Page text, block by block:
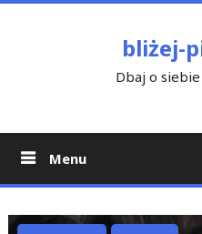
bliżej-
Dbaj o
Menu